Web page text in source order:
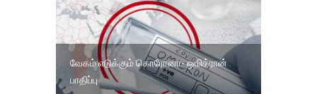
வேகம் எடுக்கும் கொரோனா- ஒமிக்ரான்
பாதிப்பு